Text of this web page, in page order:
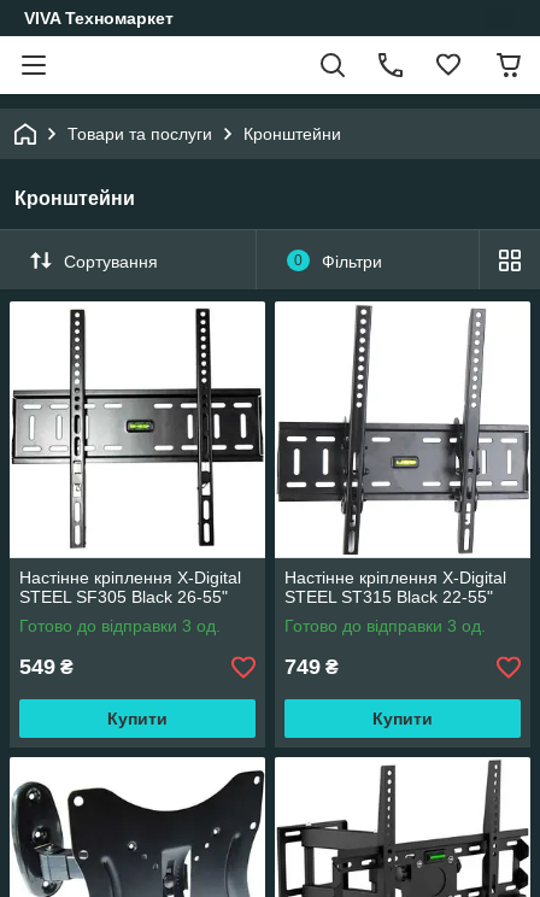
VIVA Техномаркет
Товари та послуги Кронштейни
Кронштейни
Сортування 0 Фільтри
Настінне кріплення X-Digital
STEEL SF305 Black 26-55"
Готово до відправки 3 од.
549 ₴
Купити
Настінне кріплення X-Digital
STEEL ST315 Black 22-55"
Готово до відправки 3 од.
749 ₴
Купити